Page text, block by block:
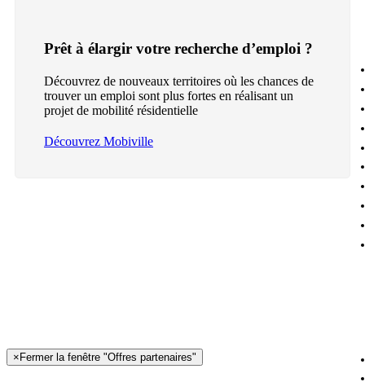
Prêt à élargir votre recherche d’emploi ?
Découvrez de nouveaux territoires où les chances de
trouver un emploi sont plus fortes en réalisant un
projet de mobilité résidentielle
Découvrez Mobiville
× Fermer la fenêtre "Offres partenaires"